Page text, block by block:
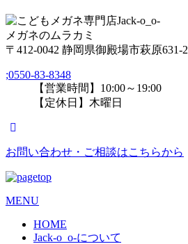
メガネのムラカミ
〒412-0042 静岡県御殿場市萩原631-2
;0550-83-8348
【営業時間】10:00～19:00
【定休日】木曜日
お問い合わせ・ご相談はこちらから
MENU
HOME
Jack-o_o-について